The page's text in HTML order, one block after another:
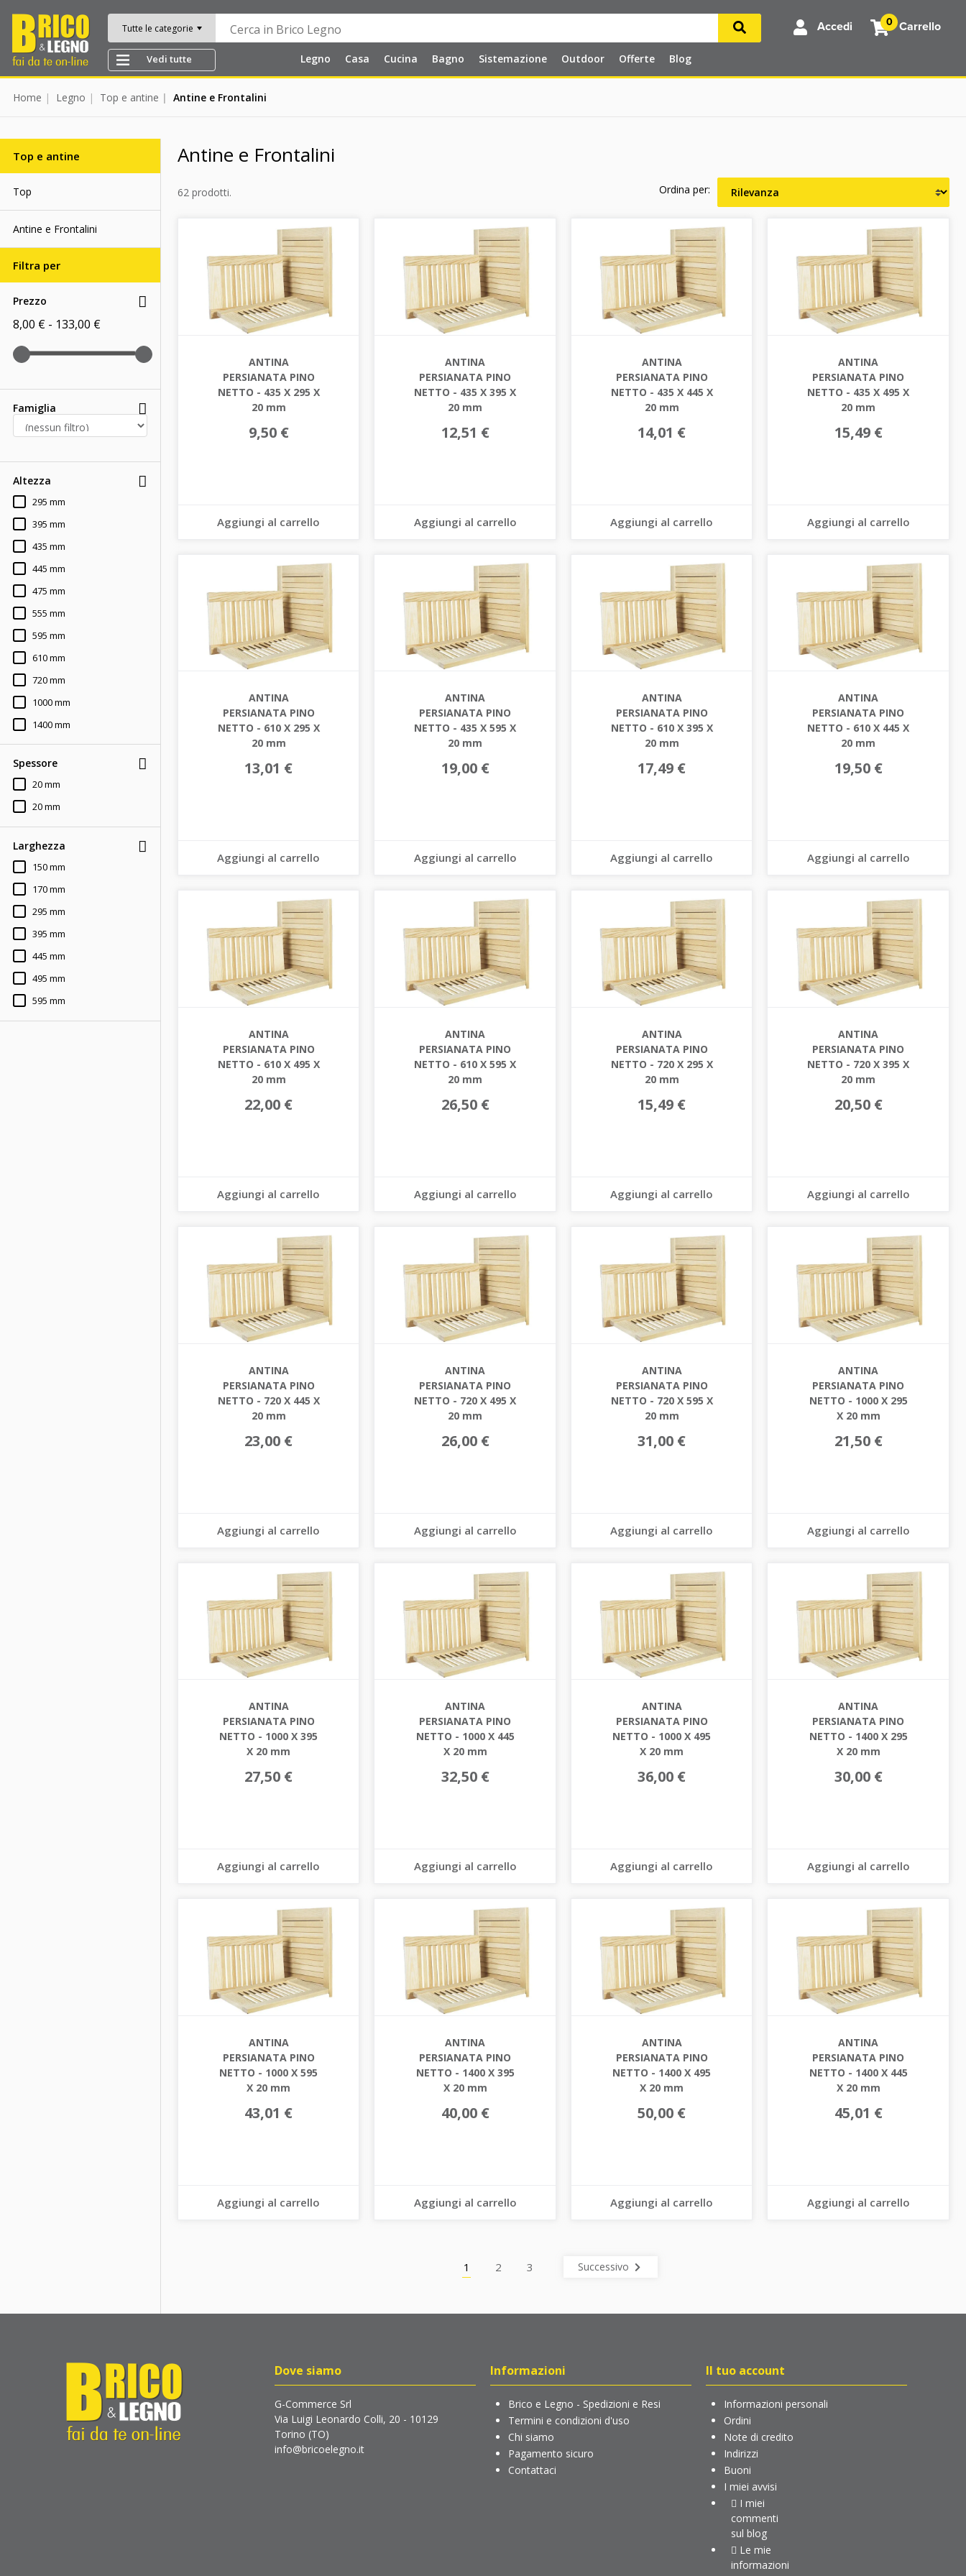
Tutte le categorie
Vedi tutte Legno Casa Cucina Bagno Sistemazione Outdoor Offerte Blog
Carrello
0
Accedi
Home Legno Top e antine Antine e Frontalini
Top e antine
Top
Antine e Frontalini
Filtra per
Prezzo
8,00 € - 133,00 €
Famiglia
Altezza
295 mm
395 mm
435 mm
445 mm
475 mm
555 mm
595 mm
610 mm
720 mm
1000 mm
1400 mm
2000 mm
Spessore
20 mm
20 mm
Larghezza
150 mm
170 mm
295 mm
395 mm
445 mm
495 mm
595 mm
Antine e Frontalini
62 prodotti. Ordina per:
ANTINA
PERSIANATA PINO
NETTO - 435 X 295 X
20 mm
9,50 €
Aggiungi al carrello
ANTINA
PERSIANATA PINO
NETTO - 435 X 395 X
20 mm
12,51 €
Aggiungi al carrello
ANTINA
PERSIANATA PINO
NETTO - 435 X 445 X
20 mm
14,01 €
Aggiungi al carrello
ANTINA
PERSIANATA PINO
NETTO - 435 X 495 X
20 mm
15,49 €
Aggiungi al carrello
ANTINA
PERSIANATA PINO
NETTO - 610 X 295 X
20 mm
13,01 €
Aggiungi al carrello
ANTINA
PERSIANATA PINO
NETTO - 435 X 595 X
20 mm
19,00 €
Aggiungi al carrello
ANTINA
PERSIANATA PINO
NETTO - 610 X 395 X
20 mm
17,49 €
Aggiungi al carrello
ANTINA
PERSIANATA PINO
NETTO - 610 X 445 X
20 mm
19,50 €
Aggiungi al carrello
ANTINA
PERSIANATA PINO
NETTO - 610 X 495 X
20 mm
22,00 €
Aggiungi al carrello
ANTINA
PERSIANATA PINO
NETTO - 610 X 595 X
20 mm
26,50 €
Aggiungi al carrello
ANTINA
PERSIANATA PINO
NETTO - 720 X 295 X
20 mm
15,49 €
Aggiungi al carrello
ANTINA
PERSIANATA PINO
NETTO - 720 X 395 X
20 mm
20,50 €
Aggiungi al carrello
ANTINA
PERSIANATA PINO
NETTO - 720 X 445 X
20 mm
23,00 €
Aggiungi al carrello
ANTINA
PERSIANATA PINO
NETTO - 720 X 495 X
20 mm
26,00 €
Aggiungi al carrello
ANTINA
PERSIANATA PINO
NETTO - 720 X 595 X
20 mm
31,00 €
Aggiungi al carrello
ANTINA
PERSIANATA PINO
NETTO - 1000 X 295
X 20 mm
21,50 €
Aggiungi al carrello
ANTINA
PERSIANATA PINO
NETTO - 1000 X 395
X 20 mm
27,50 €
Aggiungi al carrello
ANTINA
PERSIANATA PINO
NETTO - 1000 X 445
X 20 mm
32,50 €
Aggiungi al carrello
ANTINA
PERSIANATA PINO
NETTO - 1000 X 495
X 20 mm
36,00 €
Aggiungi al carrello
ANTINA
PERSIANATA PINO
NETTO - 1400 X 295
X 20 mm
30,00 €
Aggiungi al carrello
ANTINA
PERSIANATA PINO
NETTO - 1000 X 595
X 20 mm
43,01 €
Aggiungi al carrello
ANTINA
PERSIANATA PINO
NETTO - 1400 X 395
X 20 mm
40,00 €
Aggiungi al carrello
ANTINA
PERSIANATA PINO
NETTO - 1400 X 495
X 20 mm
50,00 €
Aggiungi al carrello
ANTINA
PERSIANATA PINO
NETTO - 1400 X 445
X 20 mm
45,01 €
Aggiungi al carrello
1 2 3 Successivo
Dove siamo
G-Commerce Srl
Via Luigi Leonardo Colli, 20 - 10129
Torino (TO)
info@bricoelegno.it
Informazioni
Brico e Legno - Spedizioni e Resi
Termini e condizioni d'uso
Chi siamo
Pagamento sicuro
Contattaci
Il tuo account
Informazioni personali
Ordini
Note di credito
Indirizzi
Buoni
I miei avvisi
I miei
commenti
sul blog
Le mie
informazioni